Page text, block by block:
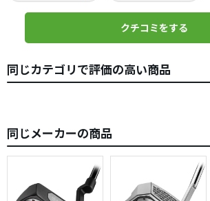
クチコミをする
同じカテゴリで評価の高い商品
同じメーカーの商品